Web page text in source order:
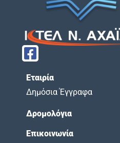
Εταιρία
Δημόσια Έγγραφα
Δρομολόγια
Επικοινωνία